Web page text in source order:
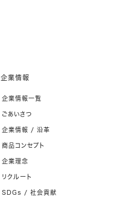
企業情報
企業情報一覧
ごあいさつ
企業情報 / 沿革
商品コンセプト
企業理念
リクルート
SDGs / 社会貢献